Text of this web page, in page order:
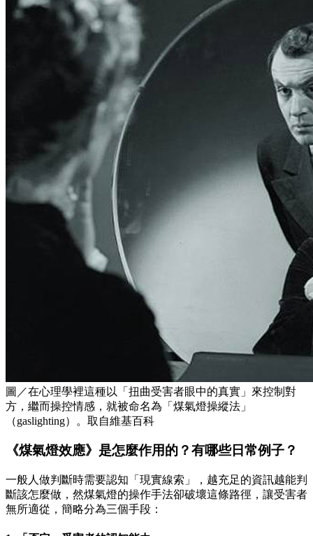
圖／在心理學裡這種以「扭曲受害者眼中的真實」來控制對
方，繼而操控情感，就被命名為「煤氣燈操縱法」
（gaslighting）。取自維基百科
《煤氣燈效應》是怎麼作用的？有哪些日常例子？
一般人做判斷時需要認知「現實線索」，越充足的資訊越能判
斷該怎麼做，然煤氣燈的操作手法卻破壞這條路徑，讓受害者
無所適從，簡略分為三個手段：